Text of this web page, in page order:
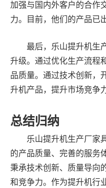
加强与国内外客户的合作
力。目前，他们的产品已
最后，乐山提升机生
升级。通过优化生产流程
品质量。通过技术创新，
升机产品，提升市场竞争力
总结归纳
乐山提升机生产厂家
的产品质量、完善的服务
秉承技术创新、质量导向
和竞争力。作为提升机行